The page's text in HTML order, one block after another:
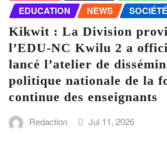
EDUCATION
NEWS SOCIÉTÉ
Kikwit : La Division
l’EDU-NC Kwilu 2 a
lancé l’atelier de
politique nationale de la
continue des enseignants
Redaction Jul 11, 2026